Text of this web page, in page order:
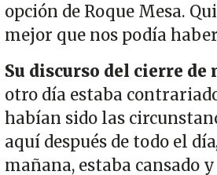
opción de Roque Mesa.
mejor que nos podía
Su discurso del cierre de
otro día estaba
habían sido las
aquí después de todo el
mañana, estaba cansado